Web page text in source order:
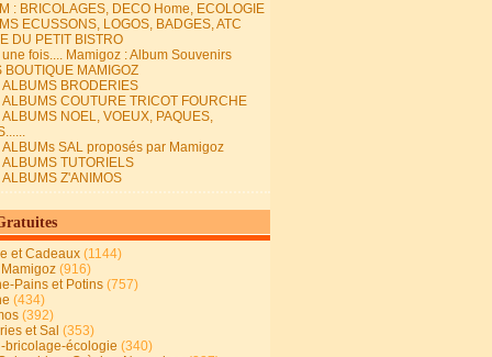
: BRICOLAGES, DECO Home, ECOLOGIE
ECUSSONS, LOGOS, BADGES, ATC
DU PETIT BISTRO
fois.... Mamigoz : Album Souvenirs
BOUTIQUE MAMIGOZ
ALBUMS BRODERIES
ALBUMS COUTURE TRICOT FOURCHE
ALBUMS NOEL, VOEUX, PAQUES,
ALBUMs SAL proposés par Mamigoz
ALBUMS TUTORIELS
ALBUMS Z'ANIMOS
et Cadeaux (1144)
(916)
Pains et Potins (757)
(434)
(392)
et Sal (353)
bricolage-écologie (340)